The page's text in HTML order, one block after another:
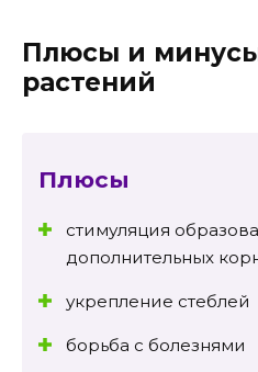
Плюсы и
растений
Плюсы
стимуляция
дополнительных
укрепление стеблей
борьба с болезнями